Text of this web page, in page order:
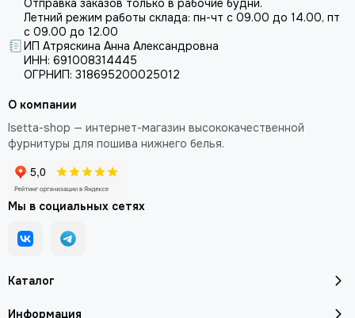
Отправка заказов только в рабочие будни.
Летний режим работы склада: пн-чт с 09.00 до 14.00, пт
с 09.00 до 12.00
ИП Атряскина Анна Александровна
ИНН: 691008314445
ОГРНИП: 318695200025012
Каталог
Информация
О компании
Isetta-shop — интернет-магазин высококачественной
фурнитуры для пошива нижнего белья.
Мы в социальных сетях